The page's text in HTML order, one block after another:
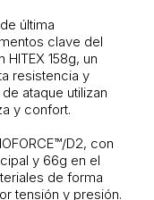
última
clave del
158g, un
resistencia y
ataque utilizan
y confort.
D2, con
y 66g en el
de forma
tensión y presión.